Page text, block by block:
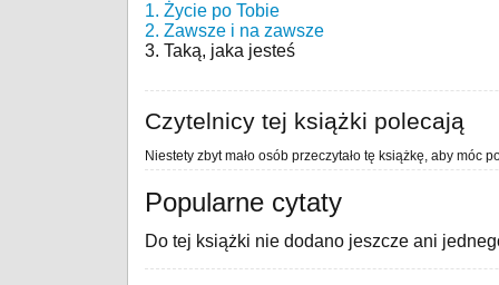
1. Życie po Tobie
2. Zawsze i na zawsze
3. Taką, jaka jesteś
Czytelnicy tej książki polecają
Niestety zbyt mało osób przeczytało tę książkę, aby móc
Popularne cytaty
Do tej książki nie dodano jeszcze ani